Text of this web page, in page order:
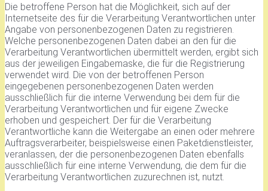
Die betroffene Person hat die Möglichkeit, sich auf der
Internetseite des für die Verarbeitung Verantwortlichen unter
Angabe von personenbezogenen Daten zu registrieren.
Welche personenbezogenen Daten dabei an den für die
Verarbeitung Verantwortlichen übermittelt werden, ergibt sich
aus der jeweiligen Eingabemaske, die für die Registrierung
verwendet wird. Die von der betroffenen Person
eingegebenen personenbezogenen Daten werden
ausschließlich für die interne Verwendung bei dem für die
Verarbeitung Verantwortlichen und für eigene Zwecke
erhoben und gespeichert. Der für die Verarbeitung
Verantwortliche kann die Weitergabe an einen oder mehrere
Auftragsverarbeiter, beispielsweise einen Paketdienstleister,
veranlassen, der die personenbezogenen Daten ebenfalls
ausschließlich für eine interne Verwendung, die dem für die
Verarbeitung Verantwortlichen zuzurechnen ist, nutzt.